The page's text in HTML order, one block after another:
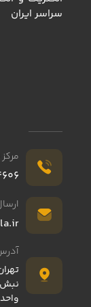
سراسر ايران
نبش
واحد 1006 و 1007